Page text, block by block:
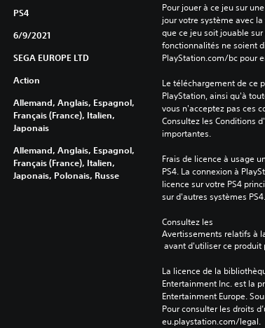
PS4
6/9/2021
SEGA EUROPE LTD
Action
Allemand, Anglais, Espagnol,
Français (France), Italien,
Japonais
Allemand, Anglais, Espagnol,
Français (France), Italien,
Japonais, Polonais, Russe
Pour jouer à ce jeu sur
jour votre système avec
que ce jeu soit jouable
fonctionnalités ne soient
PlayStation.com/bc pour
Le téléchargement de ce
PlayStation, ainsi qu'à
vous n'acceptez pas ces
Consultez les Conditions
importantes.
Frais de licence à usage
PS4. La connexion à
licence sur votre PS4
sur d'autres systèmes PS4.
Consultez les
Avertissements relatifs à
avant d'utiliser ce
La licence de la
Entertainment Inc. est la
Entertainment Europe.
Pour consulter les droits
eu.playstation.com/legal.